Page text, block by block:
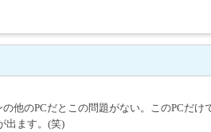
他のPCだとこの問題がない。このPCだけ
出ます。(笑)